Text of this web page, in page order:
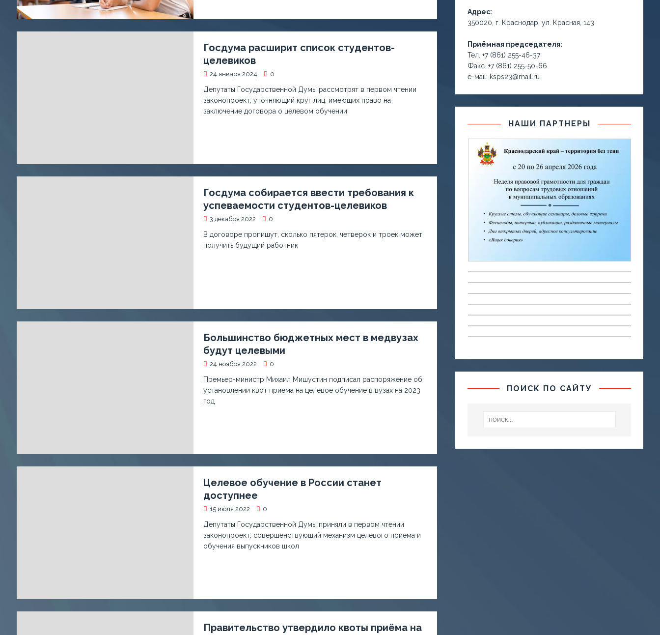
Госдума расширит список студентов-
целевиков
24 января 2024 0
Депутаты Государственной Думы рассмотрят в первом чтении
законопроект, уточняющий круг лиц, имеющих право на
заключение договора о целевом обучении
Госдума собирается ввести требования к
успеваемости студентов-целевиков
3 декабря 2022 0
В договоре пропишут, сколько пятерок, четверок и троек может
получить будущий работник
Большинство бюджетных мест в медвузах
будут целевыми
24 ноября 2022 0
Премьер-министр Михаил Мишустин подписал распоряжение об
установлении квот приема на целевое обучение в вузах на 2023
год
Целевое обучение в России станет
доступнее
15 июля 2022 0
Депутаты Государственной Думы приняли в первом чтении
законопроект, совершенствующий механизм целевого приема и
обучения выпускников школ
Правительство утвердило квоты приёма на
Адрес:
350020, г. Краснодар, ул. Красная, 143
Приёмная председателя:
Тел. +7 (861) 255-46-37
Факс. +7 (861) 255-50-66
е-маil: ksps23@mail.ru
НАШИ ПАРТНЕРЫ
ПОИСК ПО САЙТУ